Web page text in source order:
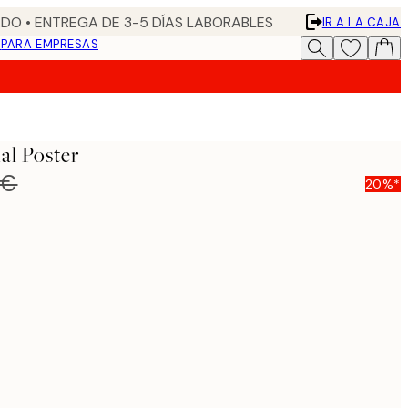
• ENTREGA DE 3-5 DÍAS LABORABLES
IR A LA CAJA
PARA EMPRESAS
Poster
20%*